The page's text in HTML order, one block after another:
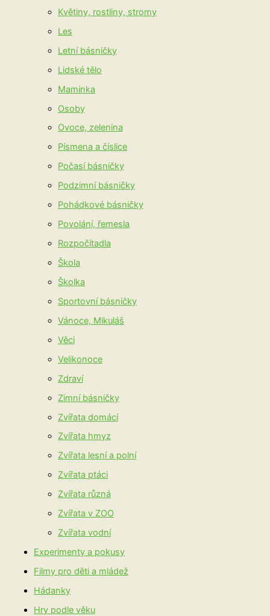
Květiny, rostliny, stromy
Les
Letní básničky
Lidské tělo
Maminka
Osoby
Ovoce, zelenina
Písmena a číslice
Počasí básničky
Podzimní básničky
Pohádkové básničky
Povolání, řemesla
Rozpočítadla
Škola
Školka
Sportovní básničky
Vánoce, Mikuláš
Věci
Velikonoce
Zdraví
Zimní básničky
Zvířata domácí
Zvířata hmyz
Zvířata lesní a polní
Zvířata ptáci
Zvířata různá
Zvířata v ZOO
Zvířata vodní
Experimenty a pokusy
Filmy pro děti a mládež
Hádanky
Hry podle věku